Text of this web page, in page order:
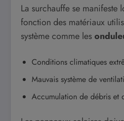
La surchauffe se manifeste
fonction des matériaux
système comme les
Conditions climatiques
Mauvais système de
Accumulation de débris et